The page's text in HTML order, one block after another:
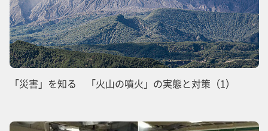
「災害」を知る 「火山の噴火」の実態と対策（1）